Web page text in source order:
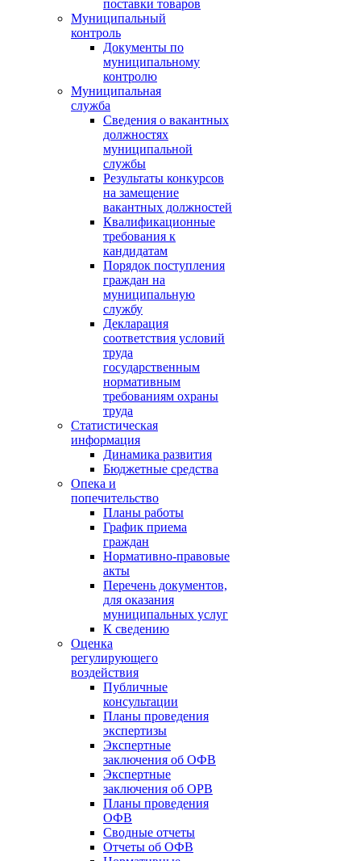
поставки товаров
Муниципальный
контроль
Документы по
муниципальному
контролю
Муниципальная
служба
Сведения о вакантных
должностях
муниципальной
службы
Результаты конкурсов
на замещение
вакантных должностей
Квалификационные
требования к
кандидатам
Порядок поступления
граждан на
муниципальную
службу
Декларация
соответствия условий
труда
государственным
нормативным
требованиям охраны
труда
Статистическая
информация
Динамика развития
Бюджетные средства
Опека и
попечительство
Планы работы
График приема
граждан
Нормативно-правовые
акты
Перечень документов,
для оказания
муниципальных услуг
К сведению
Оценка
регулирующего
воздействия
Публичные
консультации
Планы проведения
экспертизы
Экспертные
заключения об ОФВ
Экспертные
заключения об ОРВ
Планы проведения
ОФВ
Сводные отчеты
Отчеты об ОФВ